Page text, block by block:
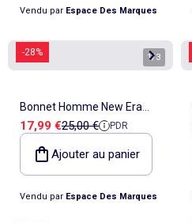
Vendu par Espace Des Marques
-28% 1/3
Bonnet Homme New Era
Headwear
Prix de vente
17,99 €Prix de référence
25,00 € PDR
Ajouter au panier
Vendu par Espace Des Marques